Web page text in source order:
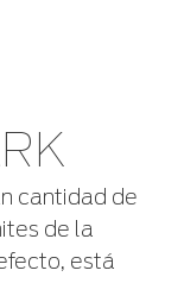
cantidad de
de la
está